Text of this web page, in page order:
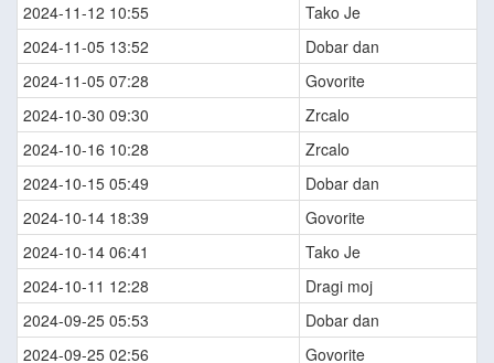
2024-11-12 10:55
Tako Je
2024-11-05 13:52
Dobar dan
2024-11-05 07:28
Govorite
2024-10-30 09:30
Zrcalo
2024-10-16 10:28
Zrcalo
2024-10-15 05:49
Dobar dan
2024-10-14 18:39
Govorite
2024-10-14 06:41
Tako Je
2024-10-11 12:28
Dragi moj
2024-09-25 05:53
Dobar dan
2024-09-25 02:56
Govorite